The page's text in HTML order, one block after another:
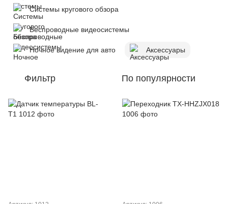
Системы кругового обзора
Беспроводные видеосистемы
Ночное видение для авто Аксессуары
Фильтр По популярности